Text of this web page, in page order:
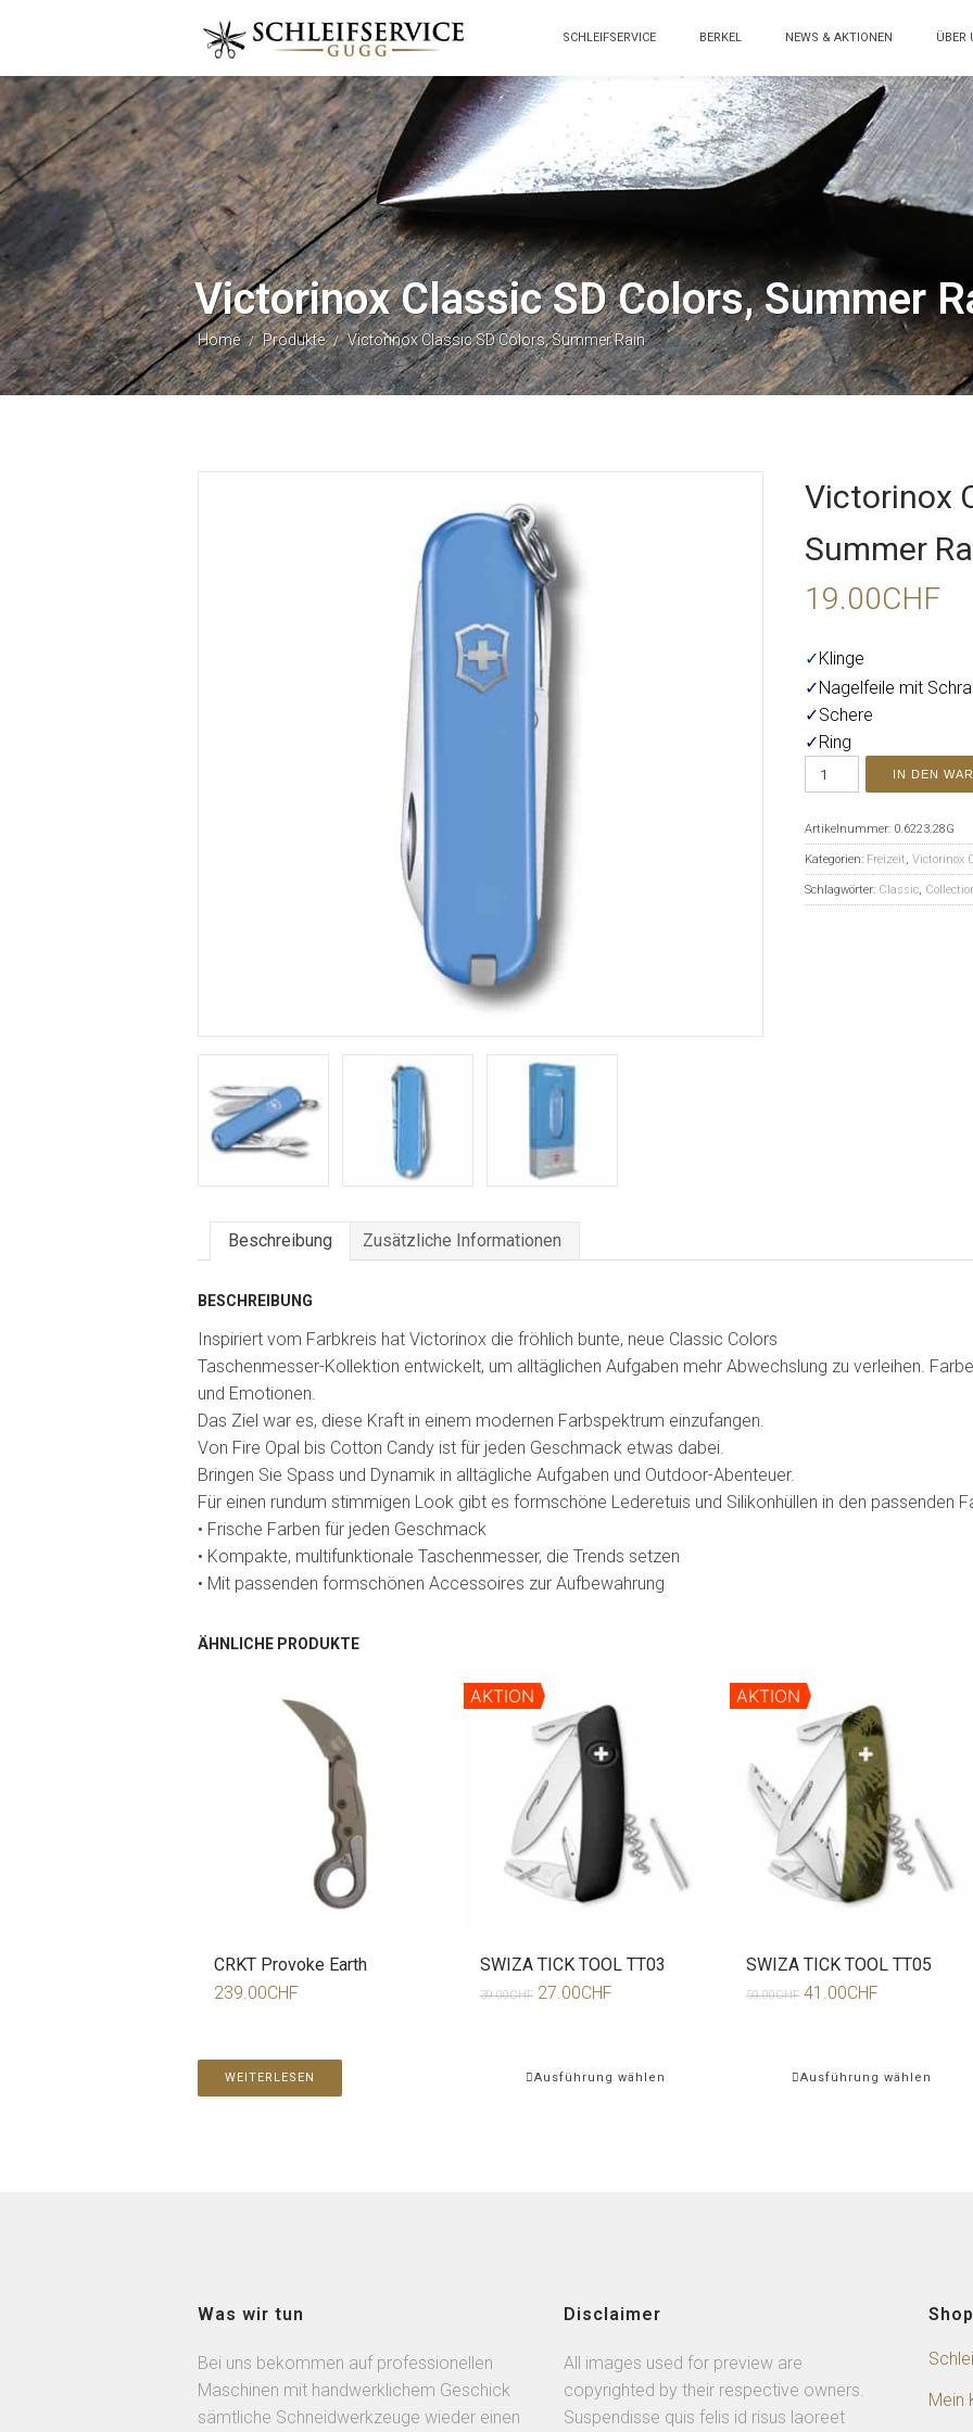
SCHLEIFSERVICE BERKEL NEWS & AKTIONEN ÜBER
Victorinox Classic SD Colors, Summer
Home / Produkte / Victorinox Classic SD Colors, Summer Rain
Victorinox
Summer
19.00CHF
✓Klinge
✓Nagelfeile mit
✓Schere
✓Ring
IN DEN
Artikelnummer: 0.6223.28G
Kategorien: Freizeit, Victorinox
Schlagwörter: Classic,
Beschreibung Zusätzliche Informationen
BESCHREIBUNG
Inspiriert vom Farbkreis hat Victorinox die fröhlich bunte, neue Classic Colors
Taschenmesser-Kollektion entwickelt, um alltäglichen Aufgaben mehr Abwechslung zu verleihen.
und Emotionen.
Das Ziel war es, diese Kraft in einem modernen Farbspektrum einzufangen.
Von Fire Opal bis Cotton Candy ist für jeden Geschmack etwas dabei.
Bringen Sie Spass und Dynamik in alltägliche Aufgaben und Outdoor-Abenteuer.
Für einen rundum stimmigen Look gibt es formschöne Lederetuis und Silikonhüllen in den passenden
• Frische Farben für jeden Geschmack
• Kompakte, multifunktionale Taschenmesser, die Trends setzen
• Mit passenden formschönen Accessoires zur Aufbewahrung
ÄHNLICHE PRODUKTE
CRKT Provoke Earth
239.00CHF
WEITERLESEN
AKTION
SWIZA TICK TOOL TT03
39.00CHF 27.00CHF
Ausführung wählen
AKTION
SWIZA TICK TOOL TT05
59.00CHF 41.00CHF
Ausführung wählen
Was wir tun
Bei uns bekommen auf professionellen
Maschinen mit handwerklichem Geschick
sämtliche Schneidwerkzeuge wieder einen
Disclaimer
All images used for preview are
copyrighted by their respective owners.
Suspendisse quis felis id risus laoreet
Shop
Mein